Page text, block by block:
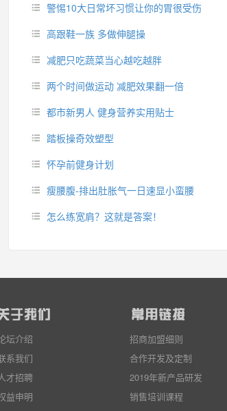
警惕10大日常坏习惯让你的胃很受伤
高跟鞋一族 多做伸腿操
减肥只吃蔬菜当心越吃越胖
两个时间做运动 减肥效果翻一倍
都市新男人 健身营养实用贴士
踏板操奇效塑型
怀孕前健身计划
瘦腰腹-排出肚胀气一日速显小蛮腰
怎么练宽肩？这就是答案！
坛介绍
系我们
才招聘
益申明
招商加盟细则
合作开发及定制
2019年新产品研发
销售培训课程